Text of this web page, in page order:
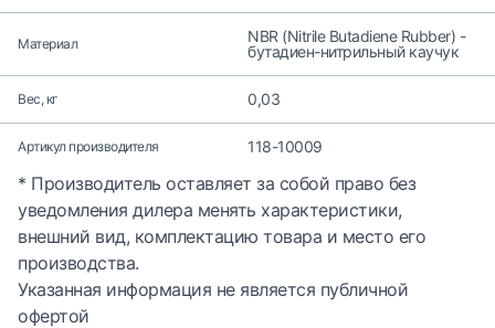
Материал
NBR (Nitrile Butadiene Rubber) -
бутадиен-нитрильный каучук
Вес, кг 0,03
Артикул производителя 118-10009
* Производитель оставляет за собой право без
уведомления дилера менять характеристики,
внешний вид, комплектацию товара и место его
производства.
Указанная информация не является публичной
офертой